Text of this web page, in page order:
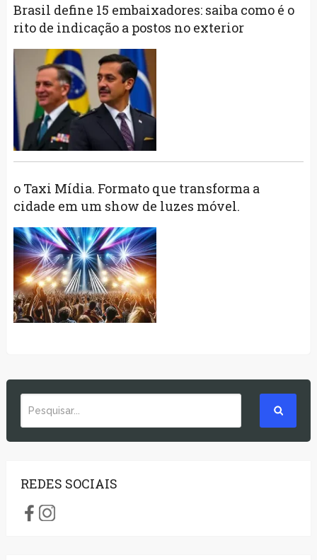
Brasil define 15 embaixadores: saiba como é o
rito de indicação a postos no exterior
o Taxi Mídia. Formato que transforma a
cidade em um show de luzes móvel.
REDES SOCIAIS